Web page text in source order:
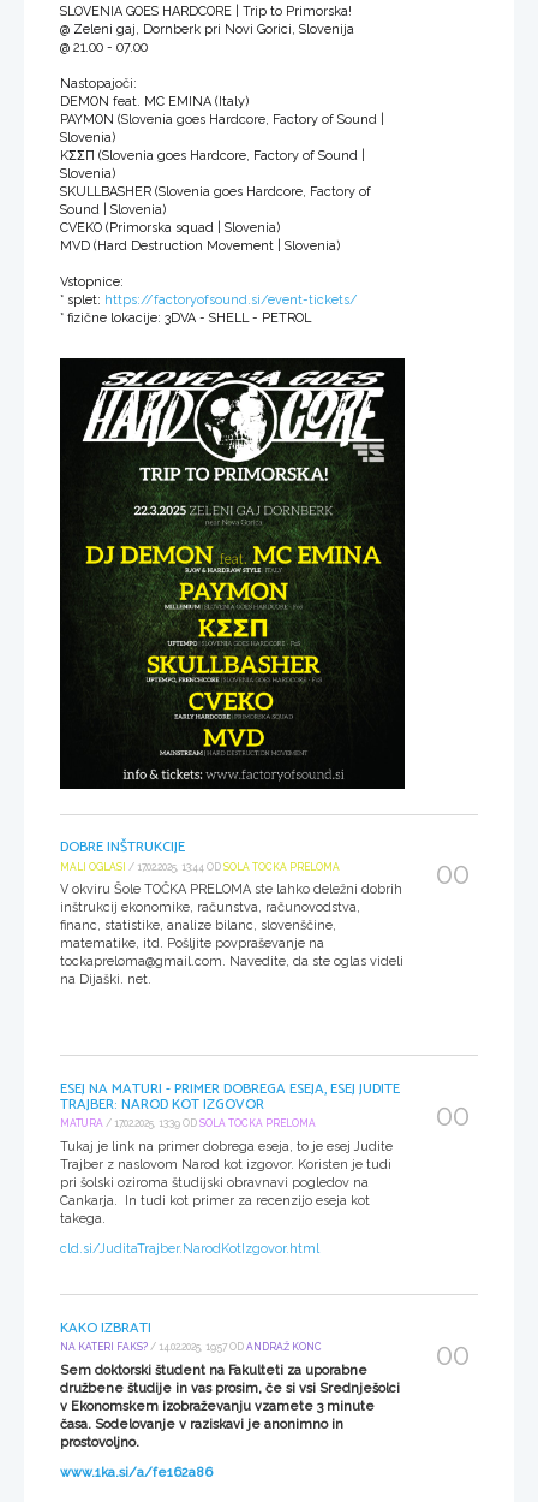
SLOVENIA GOES HARDCORE | Trip to Primorska!
@ Zeleni gaj, Dornberk pri Novi Gorici, Slovenija
@ 21.00 - 07.00
Nastopajoči:
DEMON feat. MC EMINA (Italy)
PAYMON (Slovenia goes Hardcore, Factory of Sound |
Slovenia)
KΣΣП (Slovenia goes Hardcore, Factory of Sound |
Slovenia)
SKULLBASHER (Slovenia goes Hardcore, Factory of
Sound | Slovenia)
CVEKO (Primorska squad | Slovenia)
MVD (Hard Destruction Movement | Slovenia)
Vstopnice:
* splet: https://factoryofsound.si/event-tickets/
* fizične lokacije: 3DVA - SHELL - PETROL
DOBRE INŠTRUKCIJE
MALI OGLASI / 17.02.2025, 13:44 OD SOLA TOCKA PRELOMA
V okviru Šole TOČKA PRELOMA ste lahko deležni dobrih
inštrukcij ekonomike, računstva, računovodstva,
financ, statistike, analize bilanc, slovenščine,
matematike, itd. Pošljite povpraševanje na
tockapreloma@gmail.com. Navedite, da ste oglas videli
na Dijaški. net.
00
ESEJ NA MATURI - PRIMER DOBREGA ESEJA, ESEJ JUDITE
TRAJBER: NAROD KOT IZGOVOR
MATURA / 17.02.2025, 13:39 OD SOLA TOCKA PRELOMA
Tukaj je link na primer dobrega eseja, to je esej Judite
Trajber z naslovom Narod kot izgovor. Koristen je tudi
pri šolski oziroma študijski obravnavi pogledov na
Cankarja. In tudi kot primer za recenzijo eseja kot
takega.
cld.si/JuditaTrajber.NarodKotIzgovor.html
00
KAKO IZBRATI
NA KATERI FAKS? / 14.02.2025, 19:57 OD ANDRAŽ KONC
Sem doktorski študent na Fakulteti za uporabne
družbene študije in vas prosim, če si vsi Srednješolci
v Ekonomskem izobraževanju vzamete 3 minute
časa. Sodelovanje v raziskavi je anonimno in
prostovoljno.
www.1ka.si/a/fe162a86
00